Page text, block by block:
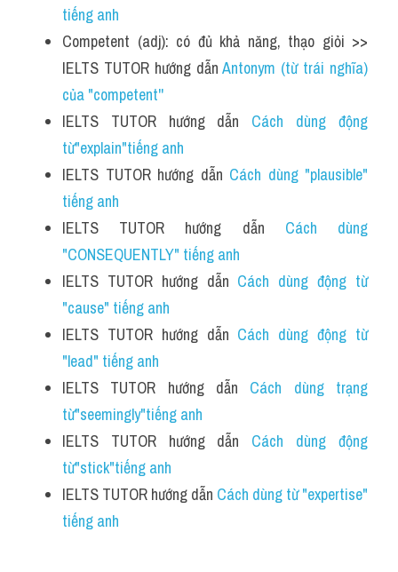
tiếng anh
Competent (adj): có đủ khả năng, thạo giỏi >>
IELTS TUTOR hướng dẫn Antonym (từ trái nghĩa)
của "competent''
IELTS TUTOR hướng dẫn Cách dùng động
từ"explain"tiếng anh
IELTS TUTOR hướng dẫn Cách dùng "plausible"
tiếng anh
IELTS TUTOR hướng dẫn Cách dùng
"CONSEQUENTLY" tiếng anh
IELTS TUTOR hướng dẫn Cách dùng động từ
"cause" tiếng anh
IELTS TUTOR hướng dẫn Cách dùng động từ
"lead" tiếng anh
IELTS TUTOR hướng dẫn Cách dùng trạng
từ"seemingly"tiếng anh
IELTS TUTOR hướng dẫn Cách dùng động
từ"stick"tiếng anh
IELTS TUTOR hướng dẫn Cách dùng từ "expertise"
tiếng anh